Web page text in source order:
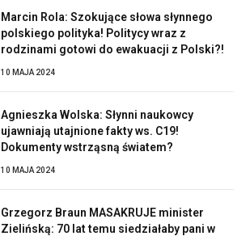
Marcin Rola: Szokujące słowa słynnego
polskiego polityka! Politycy wraz z
rodzinami gotowi do ewakuacji z Polski?!
10 MAJA 2024
Agnieszka Wolska: Słynni naukowcy
ujawniają utajnione fakty ws. C19!
Dokumenty wstrząsną światem?
10 MAJA 2024
Grzegorz Braun MASAKRUJE minister
Zielińską: 70 lat temu siedziałaby pani w